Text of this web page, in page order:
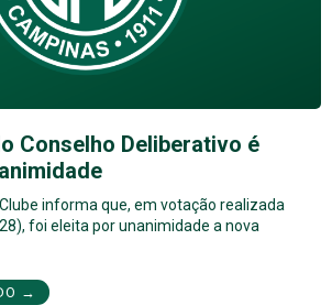
Conselho Deliberativo é
informa que, em votação realizada
foi eleita por unanimidade a nova
→